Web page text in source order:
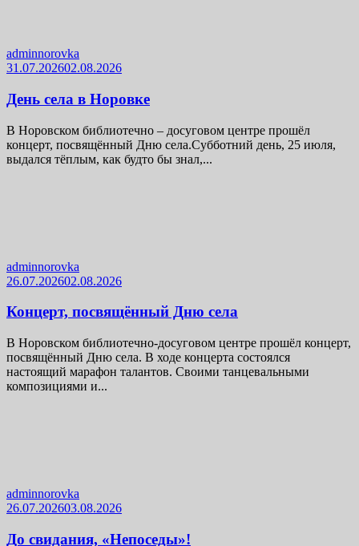
adminnorovka
31.07.202602.08.2026
День села в Норовке
В Норовском библиотечно – досуговом центре прошёл
концерт, посвящённый Дню села.Субботний день, 25 июля,
выдался тёплым, как будто бы знал,...
adminnorovka
26.07.202602.08.2026
Концерт, посвящённый Дню села
В Норовском библиотечно-досуговом центре прошёл концерт,
посвящённый Дню села. В ходе концерта состоялся
настоящий марафон талантов. Своими танцевальными
композициями и...
adminnorovka
26.07.202603.08.2026
До свидания, «Непоседы»!